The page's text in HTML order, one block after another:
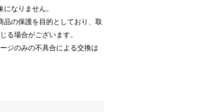
なりません。
の保護を目的としており、取
る場合がございます。
ジのみの不具合による交換は